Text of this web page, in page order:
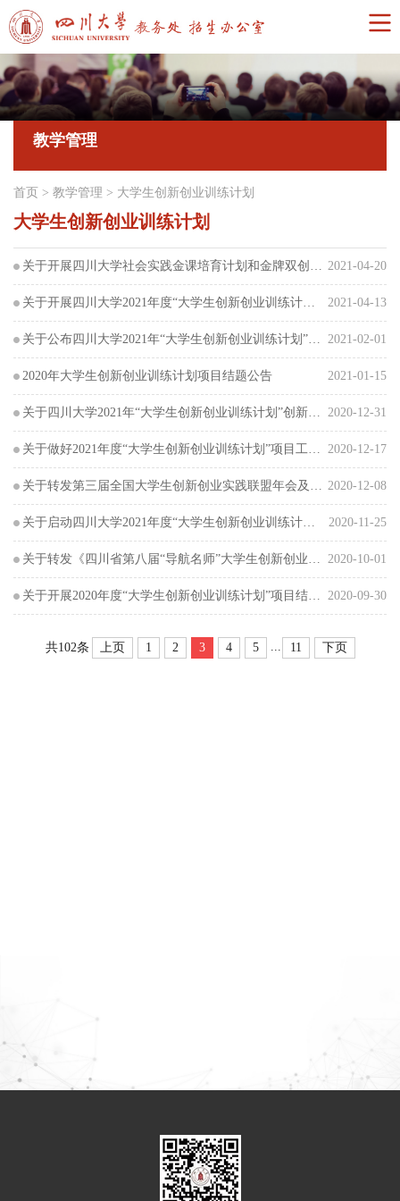
教学管理
首页 > 教学管理 > 大学生创新创业训练计划
大学生创新创业训练计划
2021-04-20
2021-04-13
2021-02-01
2020年大学生创新创业训练计划项目结题公告 2021-01-15
2020-12-31
2020-12-17
2020-12-08
2020-11-25
2020-10-01
2020-09-30
共102条 上页 1 2 3 4 5 11 下页